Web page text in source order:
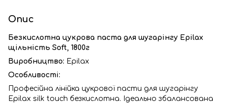
Опис
Безкислотна цукрова паста для шугарінгу Epilax
щільність Soft, 1800г
Виробництво: Epilax
Особливості:
Професійна лінійка цукрової пасти для шугарінгу
Epilax silk touch безкислотна. Ідеально збалансована